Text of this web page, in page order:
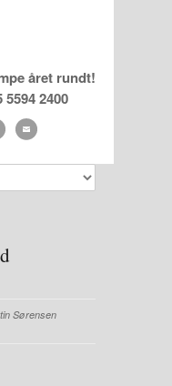
året rundt!
5594 2400
Sørensen